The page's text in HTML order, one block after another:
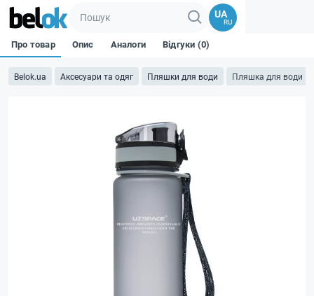
UA
RU
Belok.ua Аксесуари та одяг Пляшки для води Пляшка для води
Про товар Опис Аналоги Відгуки (0)